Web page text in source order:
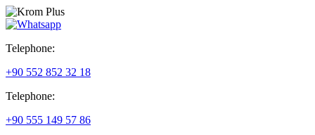
Telephone:
+90 552 852 32 18
Telephone:
+90 555 149 57 86